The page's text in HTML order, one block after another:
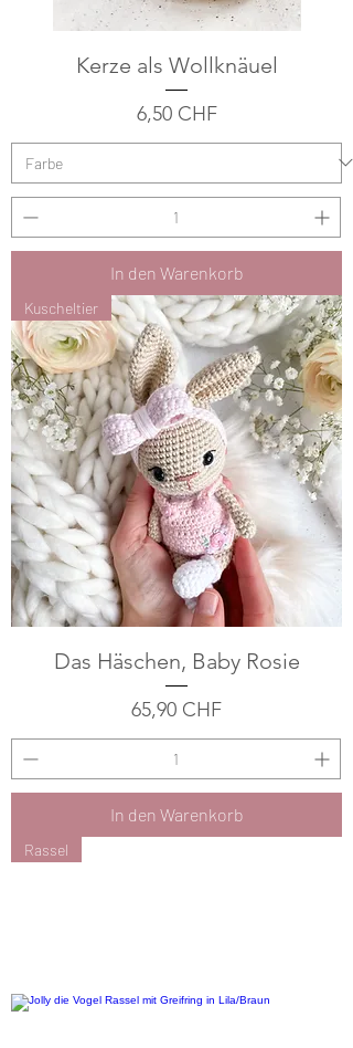
Kerze als Wollknäuel
Preis
6,50 CHF
In den Warenkorb
Kuscheltier
Das Häschen, Baby Rosie
Preis
65,90 CHF
In den Warenkorb
Rassel